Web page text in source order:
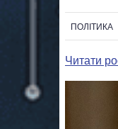
ПОЛІТИКА
Читати